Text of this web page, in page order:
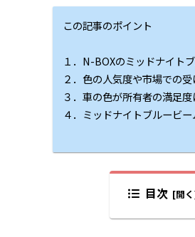
この記事のポイント
１．N-BOXのミッドナイト
２．色の人気度や市場での
３．車の色が所有者の満足
４．ミッドナイトブルービ
目次